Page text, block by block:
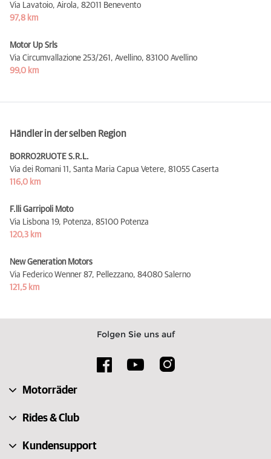
Via Lavatoio, Airola, 82011 Benevento
97,8 km
Motor Up Srls
Via Circumvallazione 253/261, Avellino, 83100 Avellino
99,0 km
Händler in der selben Region
BORRO2RUOTE S.R.L.
Via dei Romani 11, Santa Maria Capua Vetere, 81055 Caserta
116,0 km
F.lli Garripoli Moto
Via Lisbona 19, Potenza, 85100 Potenza
120,3 km
New Generation Motors
Via Federico Wenner 87, Pellezzano, 84080 Salerno
121,5 km
Folgen Sie uns auf
Motorräder
Rides & Club
Kundensupport